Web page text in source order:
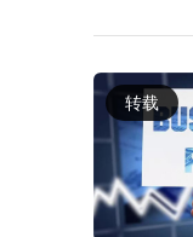
转载